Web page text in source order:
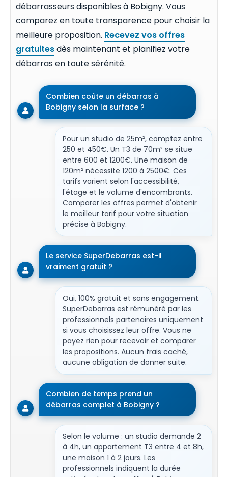
débarrasseurs disponibles à Bobigny. Vous
comparez en toute transparence pour choisir la
meilleure proposition. Recevez vos offres
gratuitesdès maintenant et planifiez votre
débarras en toute sérénité.
Combien coûte un débarras à
Bobigny selon la surface ?
Pour un studio de 25m², comptez entre
250 et 450€. Un T3 de 70m² se situe
entre 600 et 1200€. Une maison de
120m² nécessite 1200 à 2500€. Ces
tarifs varient selon l'accessibilité,
l'étage et le volume d'encombrants.
Comparer les offres permet d'obtenir
le meilleur tarif pour votre situation
précise à Bobigny.
Le service SuperDebarras est-il
vraiment gratuit ?
Oui, 100% gratuit et sans engagement.
SuperDebarras est rémunéré par les
professionnels partenaires uniquement
si vous choisissez leur offre. Vous ne
payez rien pour recevoir et comparer
les propositions. Aucun frais caché,
aucune obligation de donner suite.
Combien de temps prend un
débarras complet à Bobigny ?
Selon le volume : un studio demande 2
à 4h, un appartement T3 entre 4 et 8h,
une maison 1 à 2 jours. Les
professionnels indiquent la durée